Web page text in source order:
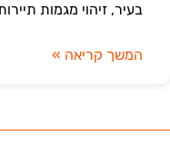
בעיר, זיהוי מגמות
המשך קריאה »